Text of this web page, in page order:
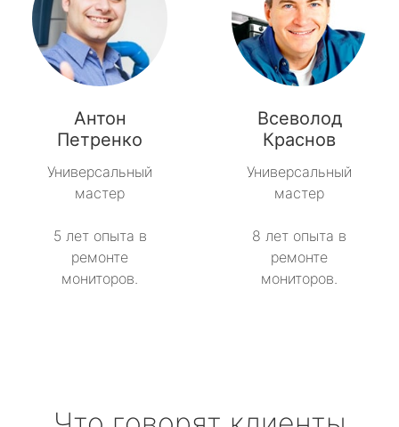
Антон
Петренко
Универсальный
мастер
5 лет опыта в
ремонте
мониторов.
Всеволод
Краснов
Универсальный
мастер
8 лет опыта в
ремонте
мониторов.